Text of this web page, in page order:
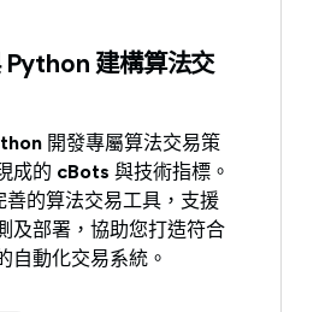
建構算法交
開發專屬算法交易策
成的 cBots 與技術指標。
善的算法交易工具，支援
及部署，協助您打造符合
自動化交易系統。